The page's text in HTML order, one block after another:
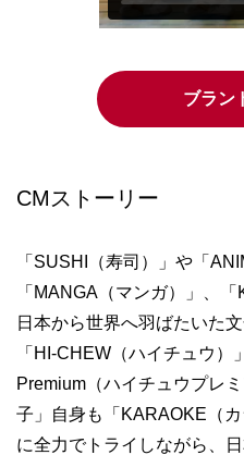
ブラン
CMストーリー
「SUSHI（寿司）」や「
「MANGA（マンガ）」、
日本から世界へ羽ばたいた
「HI-CHEW（ハイチュウ）
Premium（ハイチュウプレ
子」自身も「KARAOKE（
に全力でトライしながら、